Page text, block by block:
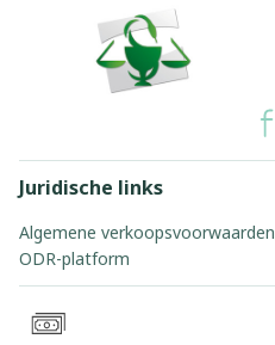
Juridische links
Algemene verkoopsvoorwaarden
ODR-platform